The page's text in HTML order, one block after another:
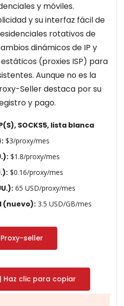
y móviles.
y su interfaz fácil de
rotativos de
dinámicos de IP y
(proxies ISP) para
Aunque no es la
Seller destaca por su
y pago.
SOCKS5, lista blanca
$3/proxy/mes
$1.8/proxy/mes
$0.16/proxy/mes
65 USD/proxy/mes
(nuevo):3.5 USD/GB/mes
seller
Haz clic para copiar